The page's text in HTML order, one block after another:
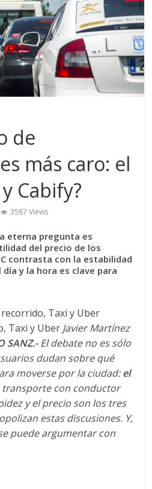
de
más caro: el
Cabify?
3587 Views
eterna pregunta es
del precio de los
contrasta con la estabilidad
y la hora es clave para
Taxi y Uber Javier Martínez
SANZ.-El debate no es sólo
dudan sobre qué
moverse por la ciudad:el
con conductor
y el precio son los tres
estas discusiones. Y,
puede argumentar con